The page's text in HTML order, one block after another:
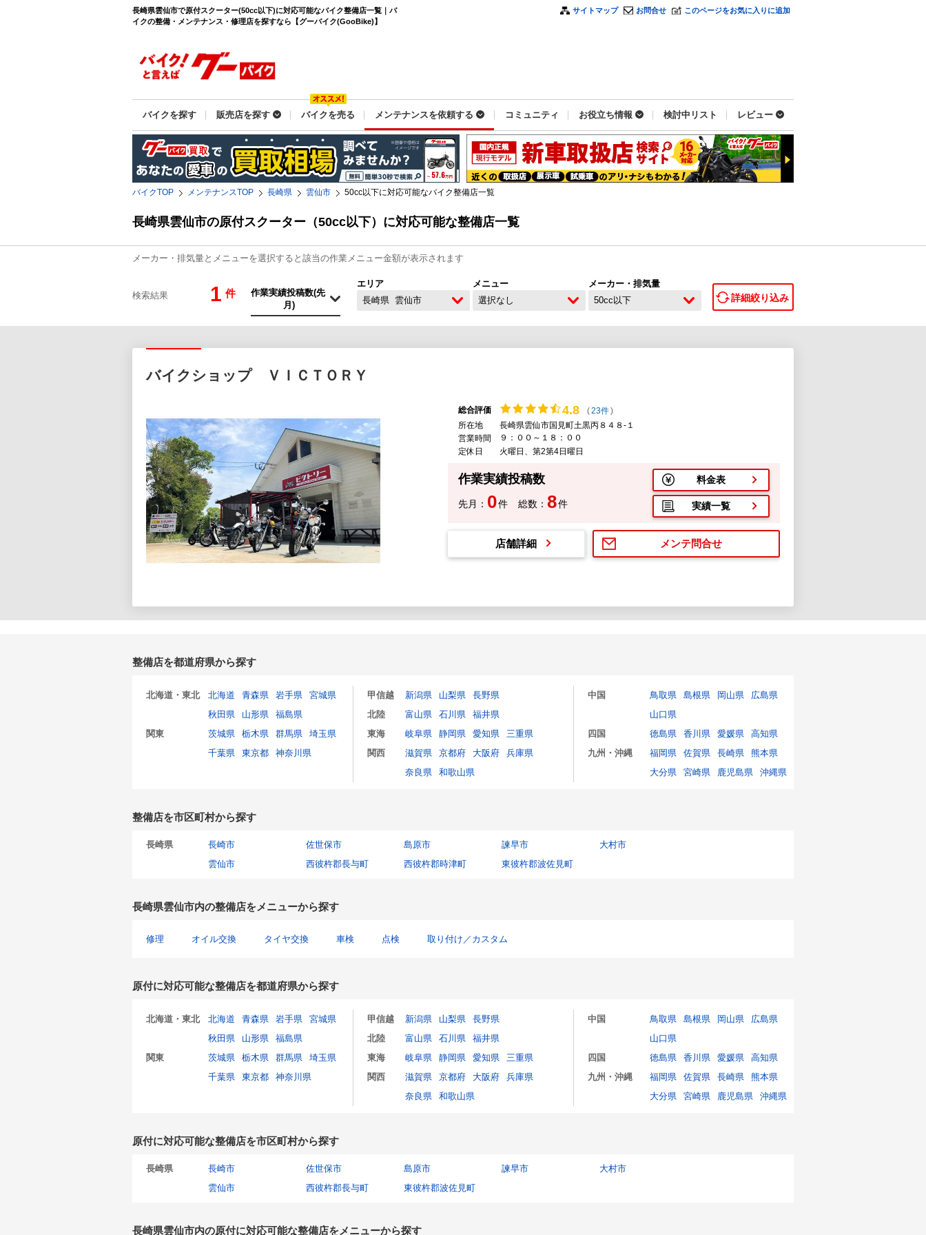
長崎県雲仙市で原付スクーター(50cc以下)に対応可能なバイク整備店一覧｜バ
イクの整備・メンテナンス・修理店を探すなら【グーバイク(GooBike)】
サイトマップ お問合せ このページをお気に入りに追加
バイクを探す 販売店を探す バイクを売る メンテナンスを依頼する コミュニティ お役立ち情報 検討中リスト レビュー
バイクTOP メンテナンスTOP 長崎県 雲仙市 50cc以下に対応可能なバイク整備店一覧
長崎県雲仙市の原付スクーター（50cc以下）に対応可能な整備店一覧
メーカー・排気量とメニューを選択すると該当の作業メニュー金額が表示されます
検索結果 1 件
エリア
長崎県 雲仙市
メニュー
選択なし
メーカー・排気量
50cc以下
詳細絞り込み
バイクショップ ＶＩＣＴＯＲＹ
総合評価 4.8 (23件)
所在地
長崎県雲仙市国見町土黒丙８４８-１
営業時間
９：００～１８：００
定休日
火曜日、第2第4日曜日
作業実績投稿数
先月： 0件 総数： 8件
料金表
実績一覧
メンテ問合せ
店舗詳細
整備店を都道府県から探す
北海道・東北 北海道 青森県 岩手県
宮城県
秋田県
山形県
福島県
関東
茨城県 栃木県 群馬県
埼玉県
千葉県
東京都 神奈川県
甲信越 新潟県 山梨県
長野県
北陸
富山県 石川県
福井県
東海
岐阜県 静岡県 愛知県
三重県
関西
滋賀県 京都府 大阪府
兵庫県
奈良県
和歌山県
中国 鳥取県 島根県 岡山県
広島県
山口県
四国
徳島県 香川県 愛媛県
高知県
九州・沖縄
福岡県 佐賀県 長崎県
熊本県
大分県
宮崎県 鹿児島県 沖縄県
整備店を市区町村から探す
長崎県 長崎市 佐世保市 島原市 諫早市
大村市
雲仙市
西彼杵郡長与町 西彼杵郡時津町 東彼杵郡波佐見町
長崎県雲仙市内の整備店をメニューから探す
修理 オイル交換 タイヤ交換 車検 点検 取り付け／カスタム
原付に対応可能な整備店を都道府県から探す
北海道・東北 北海道 青森県 岩手県
宮城県
秋田県
山形県
福島県
関東
茨城県 栃木県 群馬県
埼玉県
千葉県
東京都 神奈川県
甲信越 新潟県 山梨県
長野県
北陸
富山県 石川県
福井県
東海
岐阜県 静岡県 愛知県
三重県
関西
滋賀県 京都府 大阪府
兵庫県
奈良県
和歌山県
中国 鳥取県 島根県 岡山県
広島県
山口県
四国
徳島県 香川県 愛媛県
高知県
九州・沖縄
福岡県 佐賀県 長崎県
熊本県
大分県
宮崎県 鹿児島県 沖縄県
原付に対応可能な整備店を市区町村から探す
長崎県 長崎市 佐世保市 島原市 諫早市
大村市
雲仙市
西彼杵郡長与町 東彼杵郡波佐見町
長崎県雲仙市内の原付に対応可能な整備店をメニューから探す